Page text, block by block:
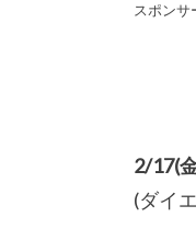
スポンサ
2/17(
(ダイ